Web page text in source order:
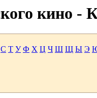
кино -
С Т У Ф Х Ц Ч Ш Щ Ы Э